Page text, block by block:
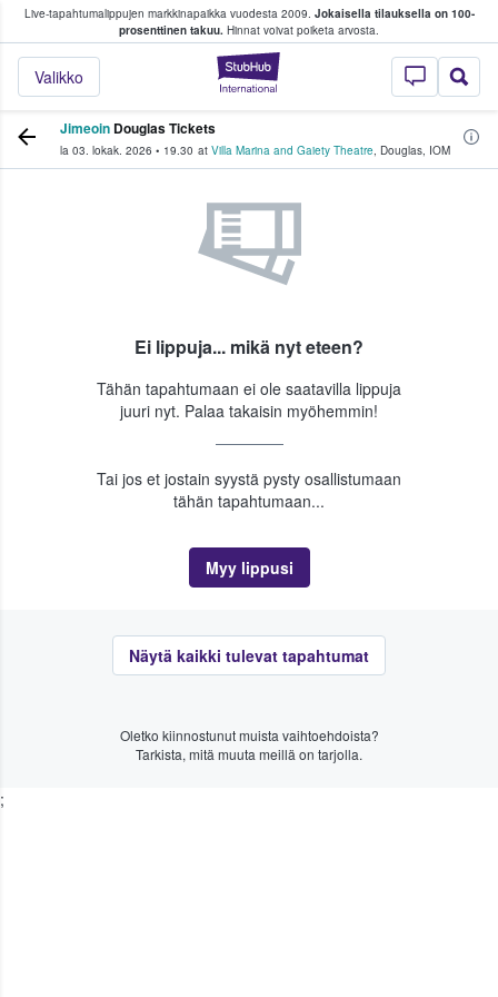
Live-tapahtumalippujen markkinapaikka vuodesta 2009. Jokaisella tilauksella on 100-
prosenttinen takuu. Hinnat voivat poiketa arvosta.
StubHub -
Valikko
fanit ostavat ja myyvät lippuja
Jimeoin Douglas Tickets
la 03. lokak. 2026 • 19.30 at Villa Marina and Gaiety Theatre, Douglas, IOM
Ei lippuja... mikä nyt eteen?
Tähän tapahtumaan ei ole saatavilla lippuja
juuri nyt. Palaa takaisin myöhemmin!
Tai jos et jostain syystä pysty osallistumaan
tähän tapahtumaan...
Myy lippusi
Näytä kaikki tulevat tapahtumat
Oletko kiinnostunut muista vaihtoehdoista?
Tarkista, mitä muuta meillä on tarjolla.
;